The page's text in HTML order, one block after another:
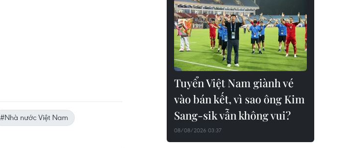
#Nhà nước Việt Nam
Tuyển Việt Nam giành vé
vào bán kết, vì sao ông Kim
Sang-sik vẫn không vui?
08/08/2026 03:37